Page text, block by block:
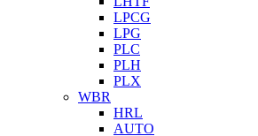
LPCG
LPG
PLC
PLH
PLX
WBR
HRL
AUTO